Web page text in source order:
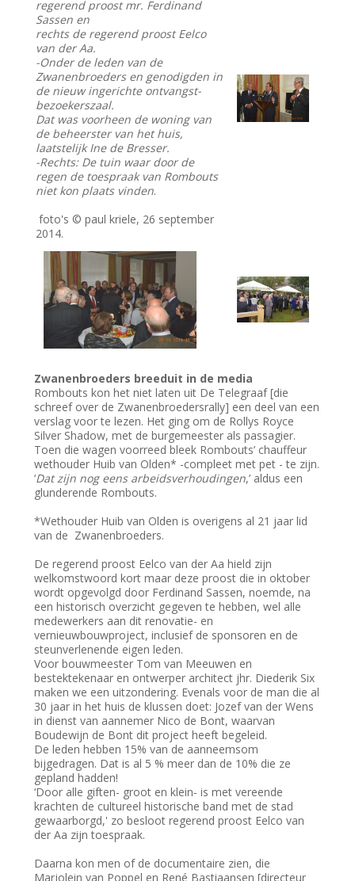
regerend proost mr. Ferdinand
Sassen en
rechts de regerend proost Eelco
van der Aa.
-Onder de leden van de
Zwanenbroeders en genodigden in
de nieuw ingerichte ontvangst-
bezoekerszaal.
Dat was voorheen de woning van
de beheerster van het huis,
laatstelijk Ine de Bresser.
-Rechts: De tuin waar door de
regen de toespraak van Rombouts
niet kon plaats vinden.
foto's © paul kriele, 26 september
2014.
Zwanenbroeders breeduit in de media
Rombouts kon het niet laten uit De Telegraaf [die
schreef over de Zwanenbroedersrally] een deel van een
verslag voor te lezen. Het ging om de Rollys Royce
Silver Shadow, met de burgemeester als passagier.
Toen die wagen voorreed bleek Rombouts’ chauffeur
wethouder Huib van Olden* -compleet met pet - te zijn.
‘Dat zijn nog eens arbeidsverhoudingen,’ aldus een
glunderende Rombouts.
*Wethouder Huib van Olden is overigens al 21 jaar lid
van de Zwanenbroeders.
De regerend proost Eelco van der Aa hield zijn
welkomstwoord kort maar deze proost die in oktober
wordt opgevolgd door Ferdinand Sassen, noemde, na
een historisch overzicht gegeven te hebben, wel alle
medewerkers aan dit renovatie- en
vernieuwbouwproject, inclusief de sponsoren en de
steunverlenende eigen leden.
Voor bouwmeester Tom van Meeuwen en
bestektekenaar en ontwerper architect jhr. Diederik Six
maken we een uitzondering. Evenals voor de man die al
30 jaar in het huis de klussen doet: Jozef van der Wens
in dienst van aannemer Nico de Bont, waarvan
Boudewijn de Bont dit project heeft begeleid.
De leden hebben 15% van de aanneemsom
bijgedragen. Dat is al 5 % meer dan de 10% die ze
gepland hadden!
‘Door alle giften- groot en klein- is met vereende
krachten de cultureel historische band met de stad
gewaarborgd,' zo besloot regerend proost Eelco van
der Aa zijn toespraak.
Daarna kon men of de documentaire zien, die
Marjolein van Poppel en René Bastiaansen [directeur